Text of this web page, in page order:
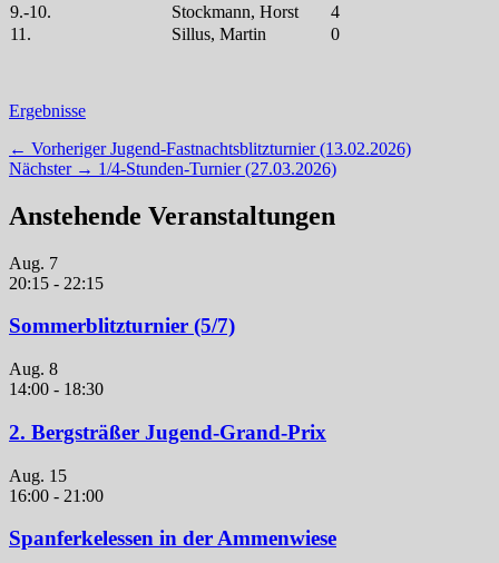
9.-10.
Stockmann, Horst
4
11.
Sillus, Martin 0
Kategorien
Ergebnisse
Beitragsnavigation
← Vorheriger Vorheriger
Beitrag:
Jugend-Fastnachtsblitzturnier (13.02.2026)
Nächster → Nächster
1/4-Stunden-Turnier (27.03.2026)
Anstehende Veranstaltungen
Aug. 7
20:15 - 22:15
Sommerblitzturnier (5/7)
Aug. 8
14:00 - 18:30
2. Bergsträßer Jugend-Grand-Prix
Aug. 15
16:00 - 21:00
Spanferkelessen in der Ammenwiese